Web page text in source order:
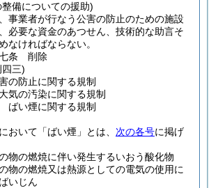
備についての援助)
事業者が行なう公害の防止のための施設
必要な資金のあつせん、技術的な助言そ
なければならない。
条
削除
三)
の防止に関する規制
大気の汚染に関する規制
ばい煙に関する規制
おいて「ばい煙」とは、 次の各号に掲げ
物の燃焼に伴い発生するいおう酸化物
物の燃焼又は熱源としての電気の使用に
いじん